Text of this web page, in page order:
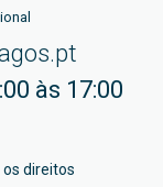
às 17:00
direitos